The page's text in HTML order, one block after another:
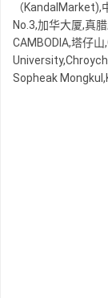
（KandalMarket),
No.3,加华大厦,真
CAMBODIA,塔仔
Sopheak